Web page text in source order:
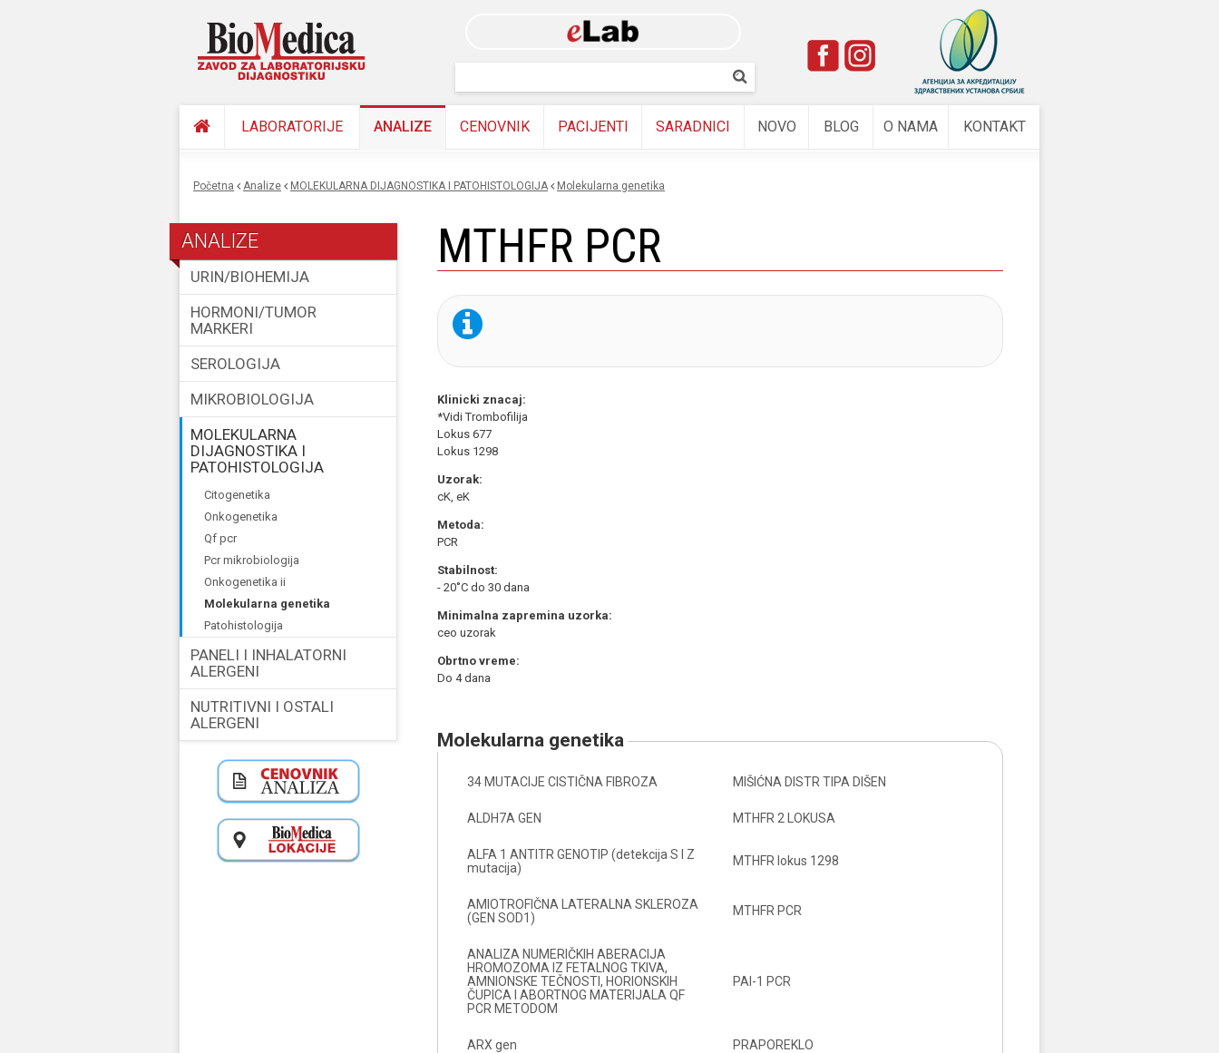
main
content
Pretraživanje
LABORATORIJE ANALIZE CENOVNIK PACIJENTI SARADNICI NOVO BLOG O NAMA KONTAKT
Početna Analize MOLEKULARNA DIJAGNOSTIKA I PATOHISTOLOGIJA molekularna genetika
MTHFR PCR
Klinicki znacaj:
*Vidi Trombofilija
Lokus 677
Lokus 1298
Uzorak:
cK, eK
Metoda:
PCR
Stabilnost:
- 20˚C do 30 dana
Minimalna zapremina uzorka:
ceo uzorak
Obrtno vreme:
Do 4 dana
molekularna genetika
34 MUTACIJE CISTIČNA FIBROZA MIŠIĆNA DISTR TIPA DIŠEN
ALDH7A GEN MTHFR 2 LOKUSA
ALFA 1 ANTITR GENOTIP (detekcija S I Z
mutacija)
MTHFR lokus 1298
AMIOTROFIČNA LATERALNA SKLEROZA
(GEN SOD1)
MTHFR PCR
ANALIZA NUMERIČKIH ABERACIJA
HROMOZOMA IZ FETALNOG TKIVA,
AMNIONSKE TEČNOSTI, HORIONSKIH
ČUPICA I ABORTNOG MATERIJALA QF
PCR METODOM
PAI-1 PCR
ARX gen PRAPOREKLO
ANALIZE
URIN/BIOHEMIJA
HORMONI/TUMOR
MARKERI
SEROLOGIJA
MIKROBIOLOGIJA
MOLEKULARNA
DIJAGNOSTIKA I
PATOHISTOLOGIJA
citogenetika
onkogenetika
qf pcr
pcr mikrobiologija
onkogenetika ii
molekularna genetika
patohistologija
PANELI I INHALATORNI
ALERGENI
NUTRITIVNI I OSTALI
ALERGENI